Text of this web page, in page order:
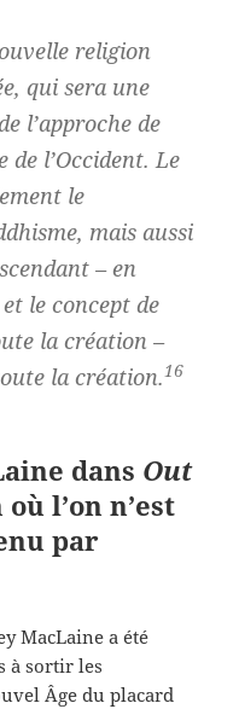
religion
qui sera une
l’approche de
de l’Occident. Le
le
mais aussi
– en
le concept de
la création –
la création.16
dans Out
l’on n’est
par
MacLaine a été
à sortir les
Âge du placard